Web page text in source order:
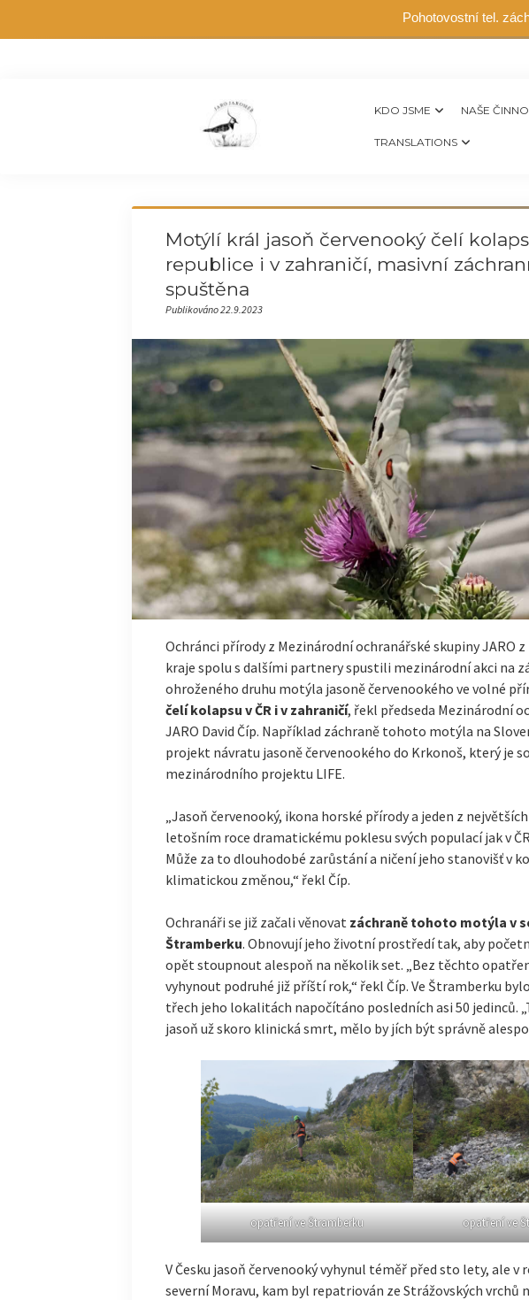
Pohotovostní tel.
KDO JSME NAŠE
TRANSLATIONS
Motýlí král jasoň červenooký čelí
republice i v zahraničí, masivní
spuštěna
Publikováno 22.9.2023
Ochránci přírody z Mezinárodní ochranářské skupiny JARO
kraje spolu s dalšími partnery spustili mezinárodní akci na
ohroženého druhu motýla jasoně červenookého ve volné
čelí kolapsu v ČR i v zahraničí, řekl předseda Mezinárodní
JARO David Číp. Například záchraně tohoto motýla na
projekt návratu jasoně červenookého do Krkonoš, který je
mezinárodního projektu LIFE.
„Jasoň červenooký, ikona horské přírody a jeden z
letošním roce dramatickému poklesu svých populací jak v
Může za to dlouhodobé zarůstání a ničení jeho stanovišť v
klimatickou změnou,“ řekl Číp.
Ochranáři se již začali věnovat záchraně tohoto motýla v
Štramberku. Obnovují jeho životní prostředí tak, aby
opět stoupnout alespoň na několik set. „Bez těchto
vyhynout podruhé již příští rok,“ řekl Číp. Ve Štramberku
třech jeho lokalitách napočítáno posledních asi 50 jedinců.
jasoň už skoro klinická smrt, mělo by jích být správně
opatření ve Štramberku opatření ve
V Česku jasoň červenooký vyhynul téměř před sto lety, ale v
severní Moravu, kam byl repatriován ze Strážovských vrchů